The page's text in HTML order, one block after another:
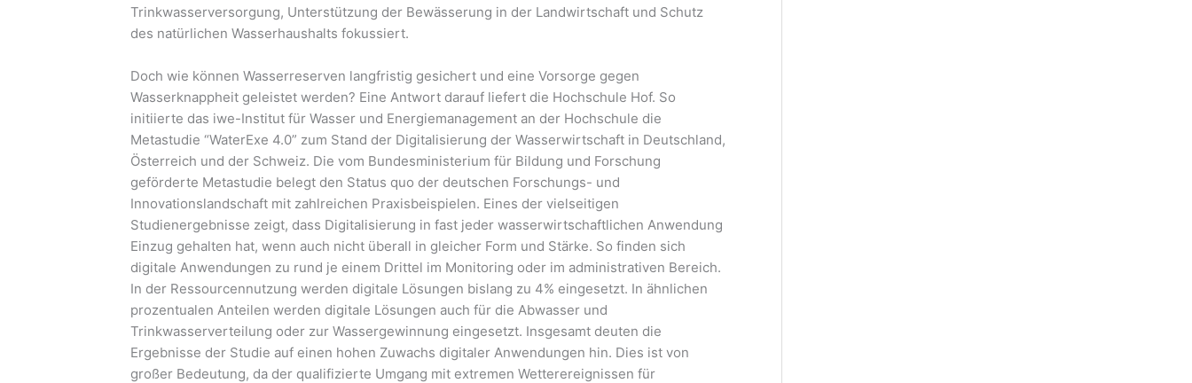
Trinkwasserversorgung, Unterstützung der Bewässerung in der Landwirtschaft und Schutz
des natürlichen Wasserhaushalts fokussiert.
Doch wie können Wasserreserven langfristig gesichert und eine Vorsorge gegen
Wasserknappheit geleistet werden? Eine Antwort darauf liefert die Hochschule Hof. So
initiierte das iwe-Institut für Wasser und Energiemanagement an der Hochschule die
Metastudie “WaterExe 4.0” zum Stand der Digitalisierung der Wasserwirtschaft in Deutschland,
Österreich und der Schweiz. Die vom Bundesministerium für Bildung und Forschung
geförderte Metastudie belegt den Status quo der deutschen Forschungs- und
Innovationslandschaft mit zahlreichen Praxisbeispielen. Eines der vielseitigen
Studienergebnisse zeigt, dass Digitalisierung in fast jeder wasserwirtschaftlichen Anwendung
Einzug gehalten hat, wenn auch nicht überall in gleicher Form und Stärke. So finden sich
digitale Anwendungen zu rund je einem Drittel im Monitoring oder im administrativen Bereich.
In der Ressourcennutzung werden digitale Lösungen bislang zu 4% eingesetzt. In ähnlichen
prozentualen Anteilen werden digitale Lösungen auch für die Abwasser und
Trinkwasserverteilung oder zur Wassergewinnung eingesetzt. Insgesamt deuten die
Ergebnisse der Studie auf einen hohen Zuwachs digitaler Anwendungen hin. Dies ist von
großer Bedeutung, da der qualifizierte Umgang mit extremen Wetterereignissen für